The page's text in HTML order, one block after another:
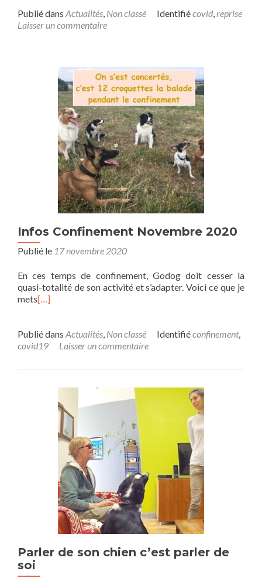
Publié dans Actualités, Non classé Identifiécovid,reprise
Laisser un commentaire
Infos Confinement Novembre 2020
Publié le 17 novembre 2020
En ces temps de confinement, Godog doit cesser la
quasi-totalité de son activité et s’adapter. Voici ce que je
mets[…]
Publié dans Actualités, Non classé Identifiéconfinement,
covid19
Laisser un commentaire
Parler de son chien c’est parler de
soi